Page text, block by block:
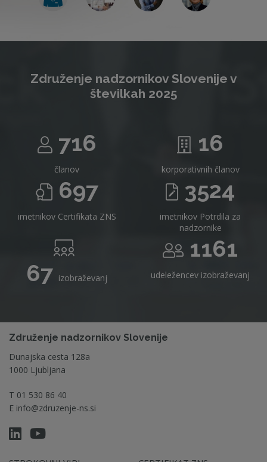
Združenje nadzornikov Slovenije v
številkah 2025
716
članov
16
korporativnih članov
697
imetnikov Certifikata ZNS
3524
imetnikov Potrdila za
nadzornike
67 izobraževanj
1161
udeležencev izobraževanj
Združenje nadzornikov Slovenije
Dunajska cesta 128a
1000 Ljubljana
T 01 530 86 40
E info@zdruzenje-ns.si